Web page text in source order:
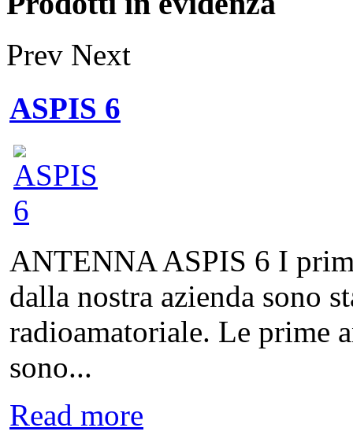
Prev Next
ASPIS 6
ANTENNA ASPIS 6 I
dalla nostra azienda sono
radioamatoriale. Le prime
sono...
Read more